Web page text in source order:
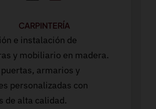
CARPINTERÍA
e instalación de
y mobiliario en madera.
armarios y
personalizadas con
de alta calidad.